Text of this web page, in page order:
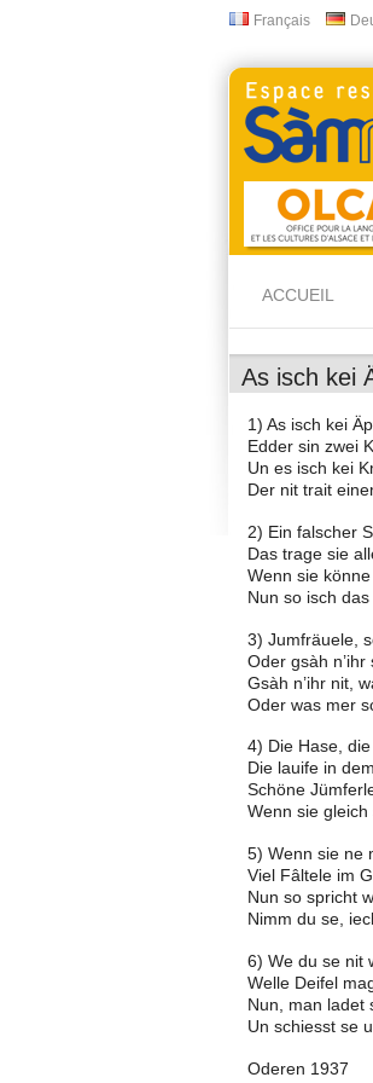
Français
ACCUEIL
As isch kei
1) As isch kei
Edder sin zwei
Un es isch kei
Der nit trait
2) Ein falscher
Das trage sie
Wenn sie
Nun so isch das
3) Jumfräuele,
Oder gsàh
Gsàh n’ihr nit,
Oder was mer
4) Die Hase,
Die lauife in
Schöne
Wenn sie
5) Wenn sie ne
Viel Fâltele im
Nun so spricht
Nimm du se,
6) We du se nit
Welle Deifel
Nun, man ladet
Un schiesst se
Oderen 1937